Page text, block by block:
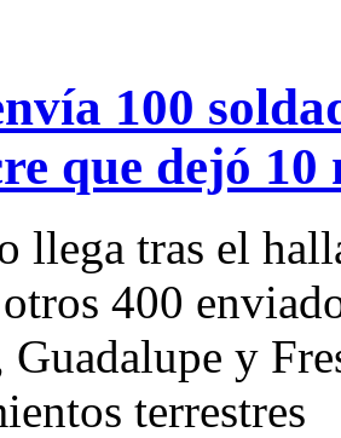
100
que dejó
llega tras el
400
Guadalupe y
terrestres